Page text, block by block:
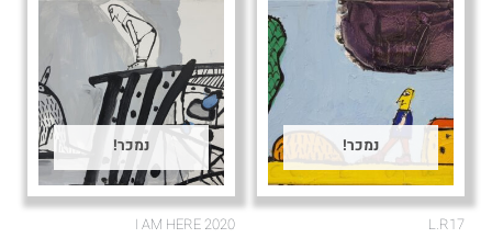
נמכר!
L.R17
נמכר!
I AM HERE 2020